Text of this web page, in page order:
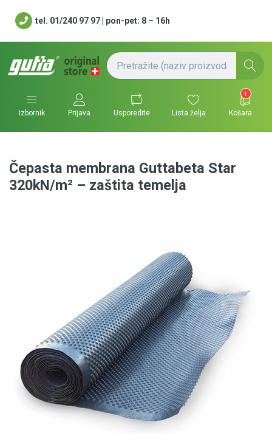
tel. 01/240 97 97 | pon-pet: 8 – 16h
Izbornik Prijava Usporedite Lista želja
1
Košara
Čepasta membrana Guttabeta Star
320kN/m² – zaštita temelja